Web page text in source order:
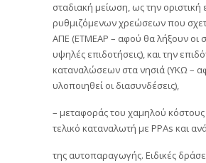
σταδιακή μείωση, ως την οριστική
ρυθμιζόμενων χρεώσεων που
ΑΠΕ (ΕΤΜΕΑΡ – αφού θα λήξουν οι
υψηλές επιδοτήσεις), και την
καταναλώσεων στα νησιά (ΥΚΩ –
υλοποιηθεί οι διασυνδέσεις),
– μεταφοράς του χαμηλού
τελικό καταναλωτή με PPAs και
της αυτοπαραγωγής. Ειδικές